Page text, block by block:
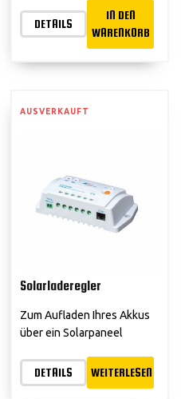
DETAILS
IN DEN
WARENKORB
AUSVERKAUFT
Solarladeregler
Zum Aufladen Ihres Akkus
über ein Solarpaneel
DETAILS WEITERLESEN